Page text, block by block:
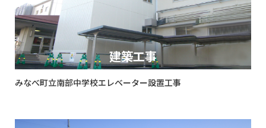
建築工事
みなべ町立南部中学校エレベーター設置工事